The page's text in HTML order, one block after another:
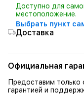
Доступно для
местоположение.
Выбрать пункт
Доставка
Официальная
Предоставим только
гарантией и